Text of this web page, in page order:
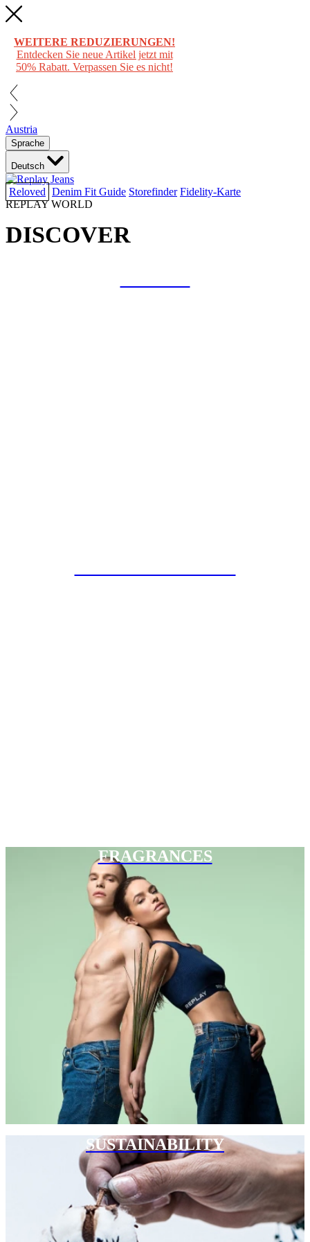
WEITERE REDUZIERUNGEN!
Entdecken Sie neue Artikel jetzt mit
50% Rabatt. Verpassen Sie es nicht!
Austria
Sprache
Deutsch
Reloved Denim Fit Guide Storefinder Fidelity-Karte
REPLAY WORLD
DISCOVER
FRAGRANCES
SUSTAINABILITY